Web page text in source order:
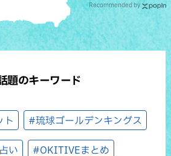
Recommended by
題のキーワード
ト #琉球ゴールデンキングス
い #OKITIVEまとめ